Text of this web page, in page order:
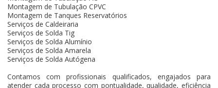
Montagem de Tubulação CPVC
Montagem de Tanques Reservatórios
Serviços de Caldeiraria
Serviços de Solda Tig
Serviços de Solda Alumínio
Serviços de Solda Amarela
Serviços de Solda Autógena
Contamos com profissionais qualificados, engajados para
atender cada processo com pontualidade, qualidade, eficiência